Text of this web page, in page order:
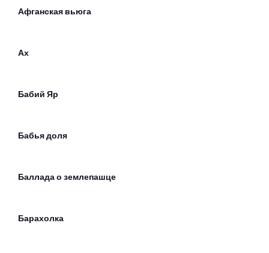
Афганская вьюга
Ах
Бабий Яр
Бабья доля
Баллада о землепашце
Барахолка